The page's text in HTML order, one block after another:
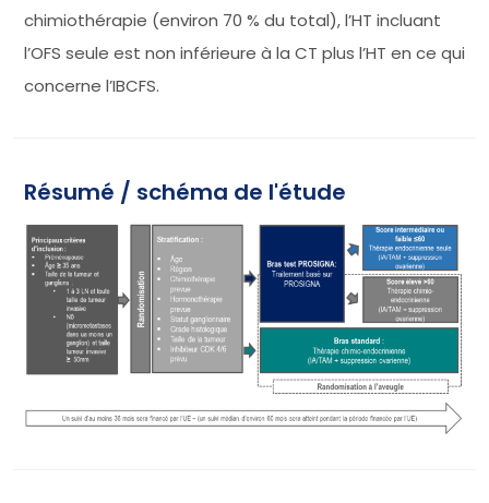
chimiothérapie (environ 70 % du total), l’HT incluant
l’OFS seule est non inférieure à la CT plus l’HT en ce qui
concerne l’IBCFS.
Résumé / schéma de l'étude